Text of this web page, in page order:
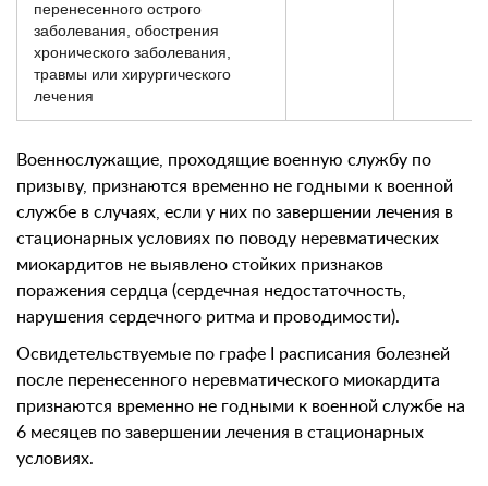
перенесенного острого
заболевания, обострения
хронического заболевания,
травмы или хирургического
лечения
Военнослужащие, проходящие военную службу по
призыву, признаются временно не годными к военной
службе в случаях, если у них по завершении лечения в
стационарных условиях по поводу неревматических
миокардитов не выявлено стойких признаков
поражения сердца (сердечная недостаточность,
нарушения сердечного ритма и проводимости).
Освидетельствуемые по графе I расписания болезней
после перенесенного неревматического миокардита
признаются временно не годными к военной службе на
6 месяцев по завершении лечения в стационарных
условиях.